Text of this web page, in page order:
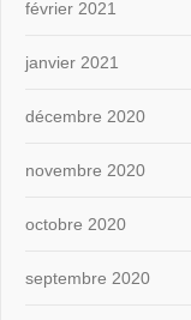
février 2021
janvier 2021
décembre 2020
novembre 2020
octobre 2020
septembre 2020